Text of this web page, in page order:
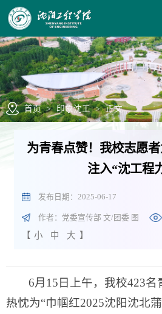
首页 > 印象沈工 > 正文
为青春点赞！我校志愿
注入“沈工程
发布日期：2025-06-17
作者：党委宣传部 文/团委 图
【 小 中 大 】
6月15日上午，我校423名
热忱为“巾帼红2025沈阳沈北